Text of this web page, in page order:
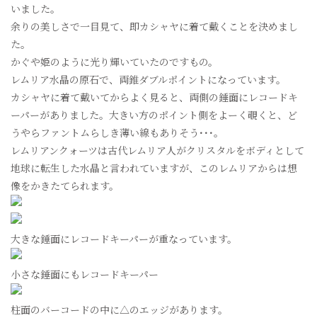
いました。
余りの美しさで一目見て、即カシャヤに着て戴くことを決めまし
た。
かぐや姫のように光り輝いていたのですもの。
レムリア水晶の原石で、両錐ダブルポイントになっています。
カシャヤに着て戴いてからよく見ると、両側の錘面にレコードキ
ーパーがありました。大きい方のポイント側をよーく覗くと、ど
うやらファントムらしき薄い線もありそう･･･。
レムリアンクォーツは古代レムリア人がクリスタルをボディとして
地球に転生した水晶と言われていますが、このレムリアからは想
像をかきたてられます。
大きな錘面にレコードキーパーが重なっています。
小さな錘面にもレコードキーパー
柱面のバーコードの中に△のエッジがあります。